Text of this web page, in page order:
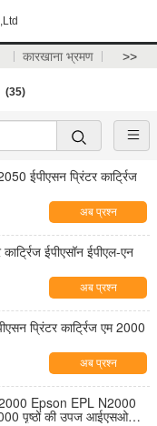
कारखाना भ्रमण >>
(35)
ईपीएसन प्रिंटर कार्ट्रिज
अब प्रश्न
ईपीएसॉन ईपीएल-एन
अब प्रश्न
प्रिंटर कार्ट्रिज एम 2000
अब प्रश्न
Epson EPL N2000
पृष्ठों की उपज आईएसओ